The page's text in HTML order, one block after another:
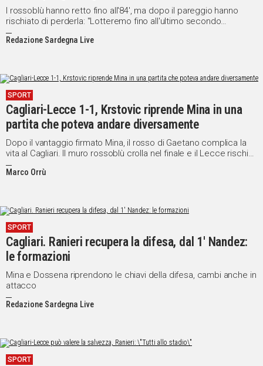
Social
I rossoblù hanno retto fino all'84', ma dopo il pareggio hanno
rischiato di perderla: "Lotteremo fino all'ultimo secondo
dell'ultima partita"
Redazione Sardegna Live
SPORT
Cagliari-Lecce 1-1, Krstovic riprende Mina in una
partita che poteva andare diversamente
Dopo il vantaggio firmato Mina, il rosso di Gaetano complica la
vita al Cagliari. Il muro rossoblù crolla nel finale e il Lecce rischia
di vincerla colpendo due pali: un punto per parte
Marco Orrù
SPORT
Cagliari. Ranieri recupera la difesa, dal 1' Nandez:
le formazioni
Mina e Dossena riprendono le chiavi della difesa, cambi anche in
attacco
Redazione Sardegna Live
SPORT